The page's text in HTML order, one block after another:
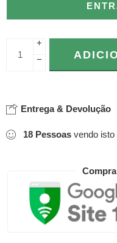
+
−
Entrega & Devolução
18 Pessoas vendo isto